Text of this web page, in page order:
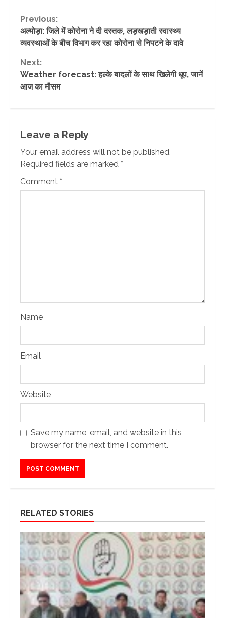
Continue
Reading
Previous:
अल्मोड़ा: जिले में कोरोना ने दी दस्तक, लड़खड़ाती स्वास्थ्य
व्यवस्थाओं के बीच विभाग कर रहा कोरोना से निपटने के दावे
Next:
Weather forecast: हल्के बादलों के साथ खिलेगी धूप, जानें
आज का मौसम
Leave a Reply
Your email address will not be published.
Required fields are marked *
Comment *
Name
Email
Website
Save my name, email, and website in this
browser for the next time I comment.
RELATED STORIES